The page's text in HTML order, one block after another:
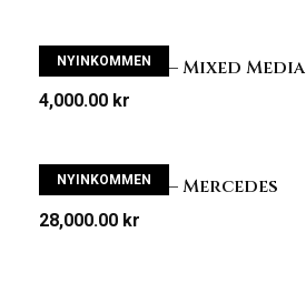
Ronny Hård – Mixed Media
4,000.00 kr
NYINKOMMEN
Ronny Hård – Mercedes
28,000.00 kr
NYINKOMMEN